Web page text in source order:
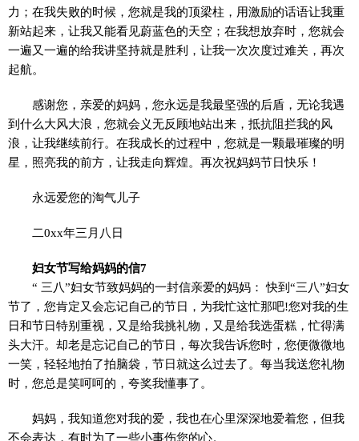
力；在我失败的时候，您就是我的顶梁柱，用激励的话语让我重
新站起来，让我又能看见蔚蓝色的天空；在我想放弃时，您就会
一遍又一遍的给我讲坚持就是胜利，让我一次次度过难关，再次
起航。
感谢您，亲爱的妈妈，您永远是我最坚强的后盾，无论我遇
到什么大风大浪，您就会义无反顾地站出来，抵抗阻拦我的风
浪，让我继续前行。在我成长的过程中，您就是一颗最璀璨的明
星，照亮我的前方，让我走向辉煌。再次祝妈妈节日快乐！
永远爱您的淘气儿子
二0xx年三月八日
妇女节写给妈妈的信7
“ 三八”妇女节致妈妈的一封信亲爱的妈妈： 快到“三八”妇女
节了，您肯定又会忘记自己的节日，为我忙这忙那吧!您对我的生
日和节日特别重视，又是给我挑礼物，又是给我选蛋糕，忙得满
头大汗。却老是忘记自己的节日，每次我告诉您时，您便微微地
一笑，轻轻地拍了拍脑袋，节日就这么过去了。每当我送您礼物
时，您总是笑呵呵的，夸奖我懂事了。
妈妈，我知道您对我的爱，我也在心里深深地爱着您，但我
不会表达，有时为了一些小事伤您的心。